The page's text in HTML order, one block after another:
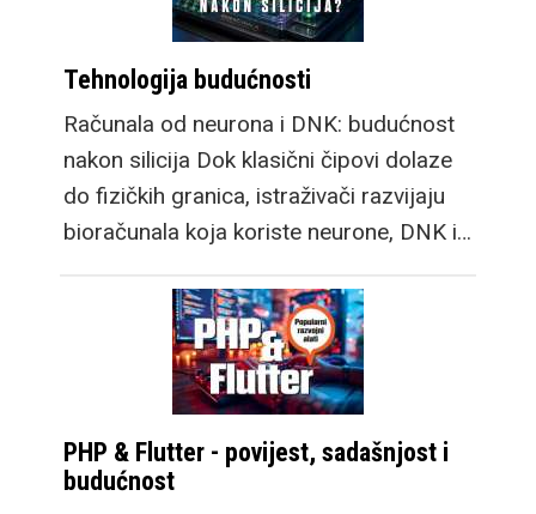
Tehnologija budućnosti
Računala od neurona i DNK: budućnost
nakon silicija Dok klasični čipovi dolaze
do fizičkih granica, istraživači razvijaju
bioračunala koja koriste neurone, DNK i…
PHP & Flutter - povijest, sadašnjost i
budućnost